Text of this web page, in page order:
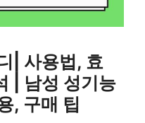
| 사용법, 효
| 남성 성기능
, 구매 팁